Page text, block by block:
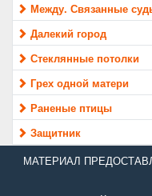
Между. Связанные
Далекий город
Стеклянные потолки
Грех одной матери
Раненые птицы
Защитник
МАТЕРИАЛ